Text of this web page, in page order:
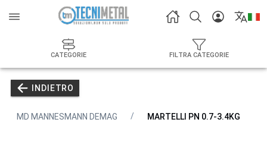
CATEGORIE FILTRA CATEGORIE
INDIETRO
MD MANNESMANN DEMAG MARTELLI PN 0.7-3.4KG